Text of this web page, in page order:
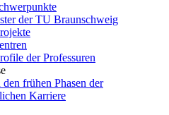
der TU Braunschweig
der Professuren
frühen Phasen der
Karriere